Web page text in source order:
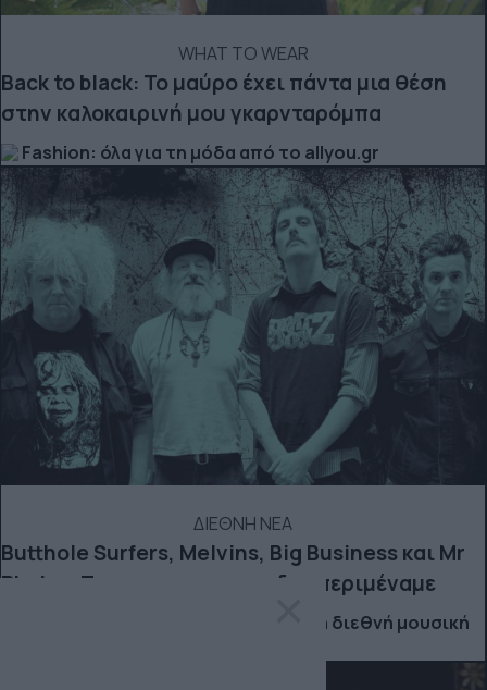
WHAT TO WEAR
Back to black: Το μαύρο έχει πάντα μια θέση
στην καλοκαιρινή μου γκαρνταρόμπα
Fashion: όλα για τη μόδα από το allyou.gr
ΔΙΕΘΝΗ ΝΕΑ
Butthole Surfers, Melvins, Big Business και Mr
Phylzz: Το supergroup που δεν περιμέναμε
Μουσικά νέα από την Ελλάδα και τη διεθνή μουσική